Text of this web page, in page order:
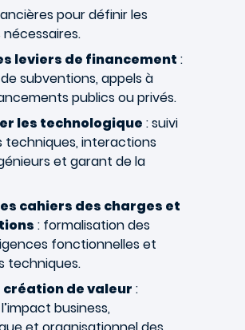
pour définir les
leviers de financement :
subventions, appels à
publics ou privés.
les technologique : suivi
techniques, interactions
et garant de la
cahiers des charges et
: formalisation des
fonctionnelles et
techniques.
création de valeur :
business,